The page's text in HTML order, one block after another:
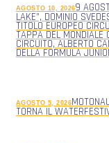
AGOSTO 10, 20269
LAKE”, DOMINIO
TITOLO EUROPEO
TAPPA DEL MONDIALE
CIRCUITO, ALBERTO
DELLA FORMULA
AGOSTO 5, 2026
TORNA IL